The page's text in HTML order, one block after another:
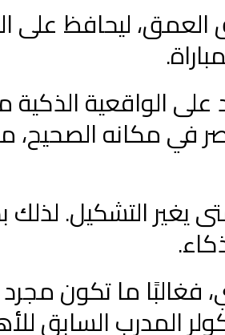
العمق، ليحافظ على
على الواقعية
في مكانه الصحيح،
التشكيل. لذلك
فغالبًا ما تكون مجرد
المدرب السابق